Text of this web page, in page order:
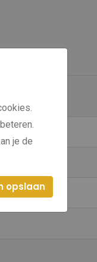
je de
opslaan